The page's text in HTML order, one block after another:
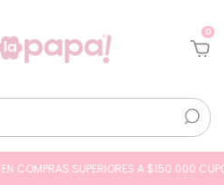
0
COMPRAS SUPERIORES A $150.000